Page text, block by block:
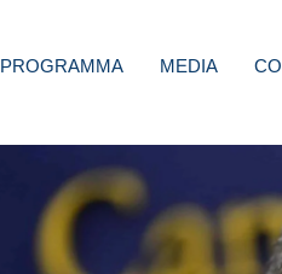
PROGRAMMA MEDIA